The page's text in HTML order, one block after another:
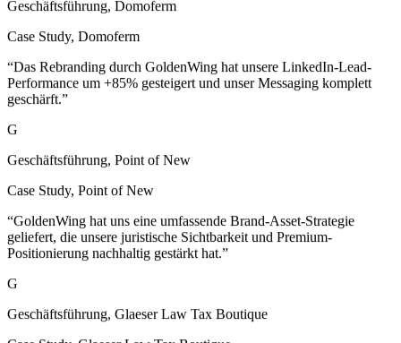
Case Study,Domoferm
“Das Rebranding durch GoldenWing hat unsere LinkedIn-Lead-
geschärft.”
G
Geschäftsführung, Point of New
Case Study,Point of New
“GoldenWing hat uns eine umfassende Brand-Asset-Strategie
Positionierung nachhaltig gestärkt hat.”
G
Geschäftsführung, Glaeser Law Tax Boutique
Case Study,Glaeser Law Tax Boutique